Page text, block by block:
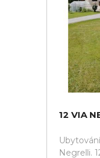
12 VIA
Negrelli.